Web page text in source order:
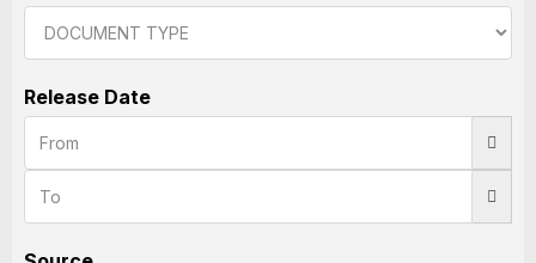
Release Date